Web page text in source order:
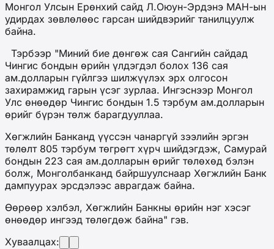
Монгол Улсын Ерөнхий сайд Л.Оюун-Эрдэнэ МАН-ын
удирдах зөвлөлөөс гарсан шийдвэрийг танилцуулж
байна.
Тэрбээр "Миний бие дөнгөж сая Сангийн сайдад
Чингис бондын өрийн үлдэгдэл болох 136 сая
ам.долларын гүйлгээ шилжүүлэх эрх олгосон
захирамжид гарын үсэг зурлаа. Ингэснээр Монгол
Улс өнөөдөр Чингис бондын 1.5 тэрбум ам.долларын
өрийг бүрэн төлж барагдууллаа.
Хөгжлийн Банканд үүссэн чанаргүй зээлийн эргэн
төлөлт 805 тэрбум төгрөгт хүрч шийдэгдэж, Самурай
бондын 223 сая ам.долларын өрийг төлөхөд бэлэн
болж, Монголбанканд байршуулснаар Хөгжлийн Банк
дампуурах эрсдэлээс аврагдаж байна.
Өөрөөр хэлбэл, Хөгжлийн Банкны өрийн нэг хэсэг
өнөөдөр ингээд төлөгдөж байна" гэв.
Хуваалцах: